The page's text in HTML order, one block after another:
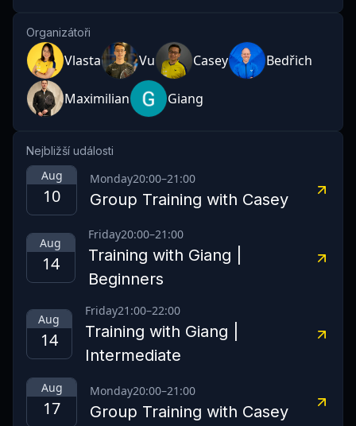
Organizátoři
Vlasta Vu Casey Bedřich
Maximilian Giang
Nejbližší události
Aug
10
Monday20:00–21:00
Group Training with Casey
Aug
14
Friday20:00–21:00
Training with Giang |
Beginners
Aug
14
Friday21:00–22:00
Training with Giang |
Intermediate
Aug
17
Monday20:00–21:00
Group Training with Casey